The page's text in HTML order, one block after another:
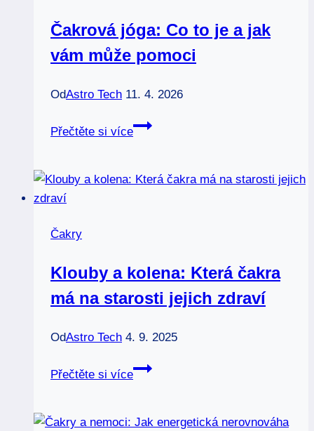
Čakrová jóga: Co to je a jak
vám může pomoci
OdAstro Tech 11. 4. 2026
Přečtěte si více
Čakrová
to
může
pomoci
Čakry
Klouby a kolena: Která čakra
má na starosti jejich zdraví
OdAstro Tech 4. 9. 2025
Přečtěte si více
Klouby
Která